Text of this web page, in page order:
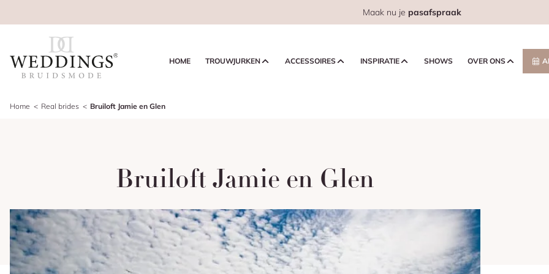
Maak nu je pasafspraak
HOME TROUWJURKEN ACCESSOIRES INSPIRATIE SHOWS OVER ONS
Home Real brides Bruiloft Jamie en Glen
Bruiloft Jamie en Glen